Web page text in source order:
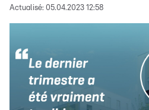
Actualisé: 05.04.2023 12:58